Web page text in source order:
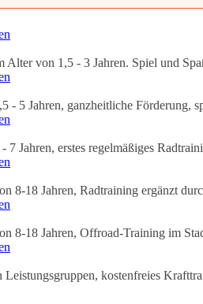
von 1,5 - 3 Jahren. Spiel und
5 Jahren, ganzheitliche Förderung,
Jahren, erstes regelmäßiges
8-18 Jahren, Radtraining ergänzt
8-18 Jahren, Offroad-Training im
Leistungsgruppen, kostenfreies